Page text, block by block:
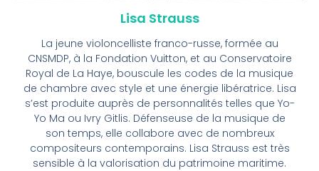
Lisa Strauss
La jeune violoncelliste franco-russe, formée au
CNSMDP, à la Fondation Vuitton, et au Conservatoire
Royal de La Haye, bouscule les codes de la musique
de chambre avec style et une énergie libératrice. Lisa
s’est produite auprès de personnalités telles que Yo-
Yo Ma ou Ivry Gitlis. Défenseuse de la musique de
son temps, elle collabore avec de nombreux
compositeurs contemporains. Lisa Strauss est très
sensible à la valorisation du patrimoine maritime.